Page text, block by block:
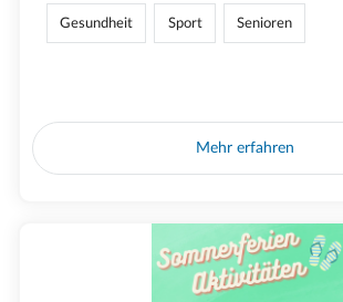
Gesundheit Sport Senioren
Mehr erfahren